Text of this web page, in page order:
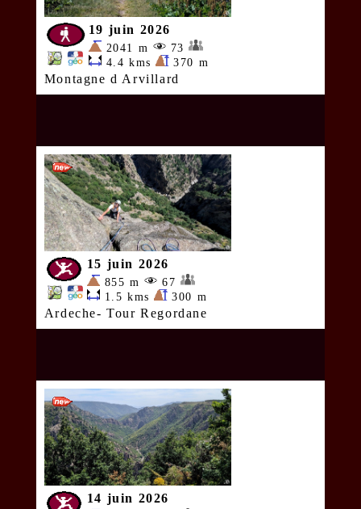
19 juin 2026
2041 m
73
4.4 kms
370 m
Montagne d Arvillard
15 juin 2026
855 m
67
1.5 kms
300 m
Ardeche- Tour Regordane
14 juin 2026